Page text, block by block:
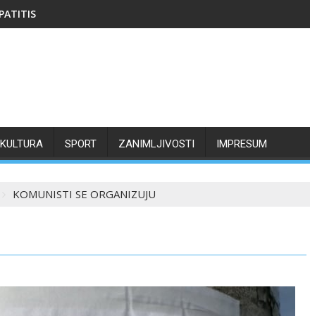
KULTURA SPORT ZANIMLJIVOSTI IMPRESUM
KOMUNISTI SE ORGANIZUJU